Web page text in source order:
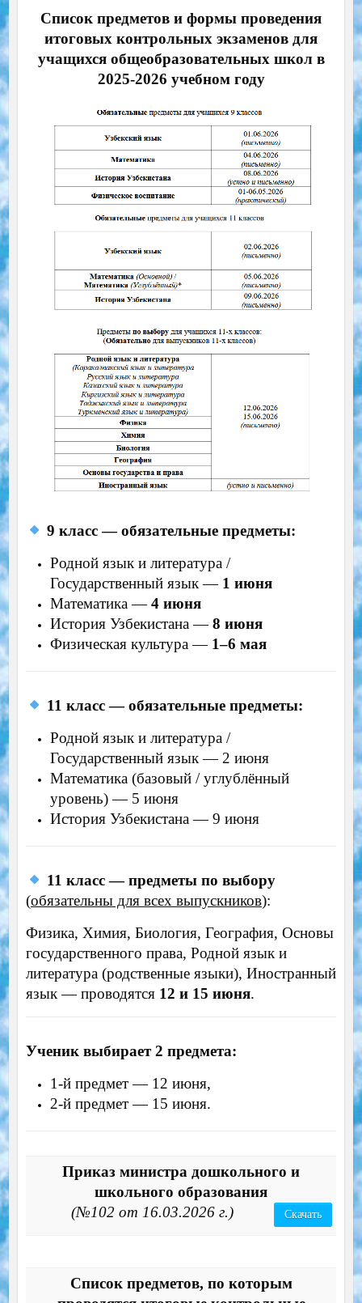
Список предметов и формы проведения
итоговых контрольных экзаменов для
учащихся общеобразовательных школ в
2025-2026 учебном году
9 класс — обязательные предметы:
Родной язык и литература /
Государственный язык — 1 июня
Математика —4 июня
История Узбекистана —8 июня
Физическая культура — 1–6 мая
11 класс — обязательные предметы:
Родной язык и литература /
Государственный язык — 2 июня
Математика (базовый / углублённый
уровень) — 5 июня
История Узбекистана — 9 июня
11 класс — предметы по выбору
(обязательны для всех выпускников):
Физика, Химия, Биология, География, Основы
государственного права, Родной язык и
литература (родственные языки), Иностранный
язык — проводятся 12 и 15 июня.
Ученик выбирает 2 предмета:
1-й предмет — 12 июня,
2-й предмет — 15 июня.
Приказ министра дошкольного и
школьного образования
(№102 от 16.03.2026 г.)
Скачать
Список предметов, по которым